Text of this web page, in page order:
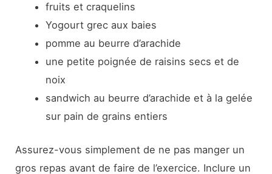
fruits et craquelins
Yogourt grec aux baies
pomme au beurre d’arachide
une petite poignée de raisins secs et de
noix
sandwich au beurre d’arachide et à la gelée
sur pain de grains entiers
Assurez-vous simplement de ne pas manger un
gros repas avant de faire de l’exercice. Inclure un